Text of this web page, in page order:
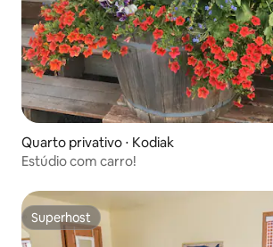
Quarto privativo ⋅ Kodiak
Estúdio com carro!
Superhost
Superhost